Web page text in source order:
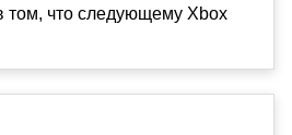
том, что следующему Xbox